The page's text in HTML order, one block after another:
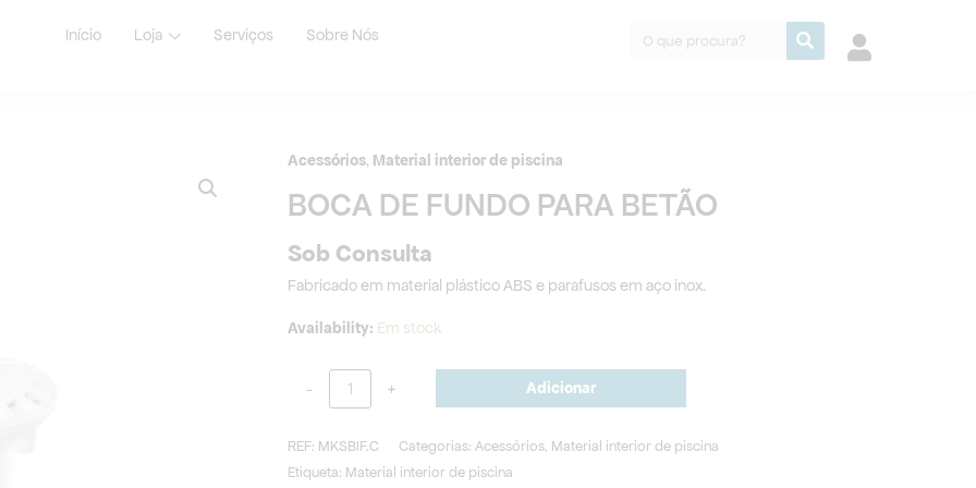
Início Loja Serviços Sobre Nós Procurar
Acessórios, Material interior de piscina
BOCA DE FUNDO PARA BETÃO
Sob Consulta
Fabricado em material plástico ABS e parafusos em aço inox.
Availability: Em stock
-
Quantidade
de
BOCA
DE
FUNDO
PARA
BETÃO
+ Adicionar
REF: MKSBIF.C Categorias: Acessórios, Material interior de piscina
Etiqueta: Material interior de piscina